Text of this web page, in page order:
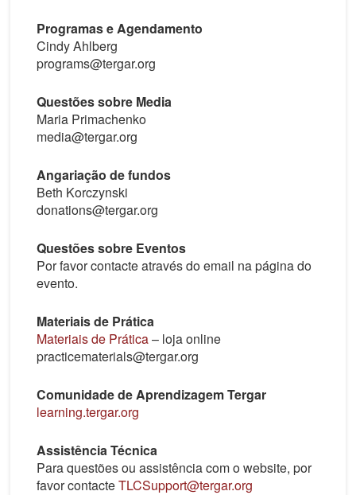
Programas e Agendamento
Cindy Ahlberg
programs@tergar.org
Questões sobre Media
Maria Primachenko
media@tergar.org
Angariação de fundos
Beth Korczynski
donations@tergar.org
Questões sobre Eventos
Por favor contacte através do email na página do
evento.
Materiais de Prática
Materiais de Prática– loja online
practicematerials@tergar.org
Comunidade de Aprendizagem Tergar
learning.tergar.org
Assistência Técnica
Para questões ou assistência com o website, por
favor contacteTLCSupport@tergar.org